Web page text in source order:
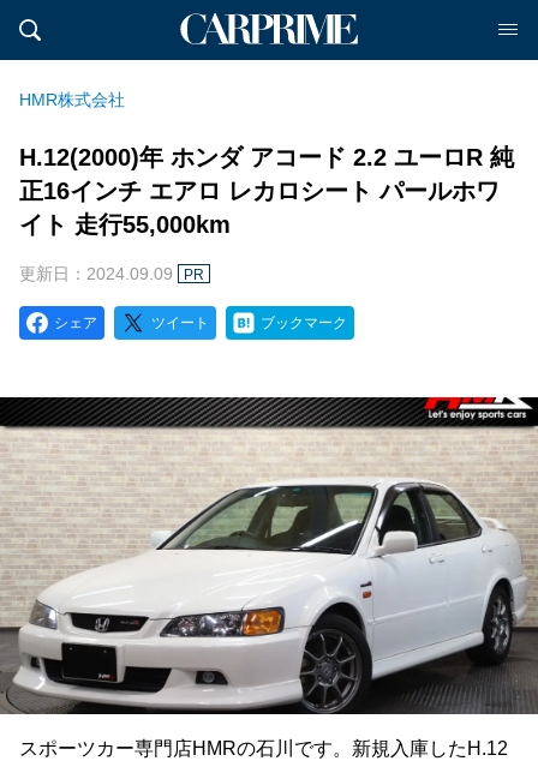
HMR株式会社
H.12(2000)年 ホンダ アコード 2.2 ユーロR 純
正16インチ エアロ レカロシート パールホワ
イト 走行55,000km
更新日：2024.09.09 PR
シェア ツイート ブックマーク
スポーツカー専門店HMRの石川です。新規入庫したH.12